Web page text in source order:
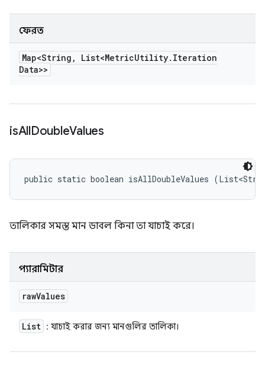
ফেরত
Map<String , List<MetricUtility. Iteration
Data>>
isAllDoubleValues
public static boolean isAllDoubleValues
তালিকার সমস্ত মান ডাবল কিনা তা যাচাই করে।
প্যারামিটার
rawValues
List : যাচাই করার জন্য মানগুলির তালিকা।